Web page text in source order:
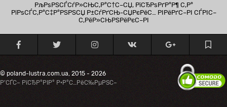
РљРѕРЅСЃСѓР»СЊС‚Р°С†С–СЏ, РїСЂРѕРґР°Р¶ С‚Р°
РїРѕСЃС‚Р°С‡Р°РЅРЅСЏ Р±СѓРґСЊ-СЏРєРёС… РІРёРґС–РІ СЃРІС–
С‚РёР»СЊРЅРёРєС–РІ
© poland-lustra.com.ua, 2015 - 2026
Р’СЃС– РїСЂР°РІР° Р·Р°С…РёС‰РµРЅС–